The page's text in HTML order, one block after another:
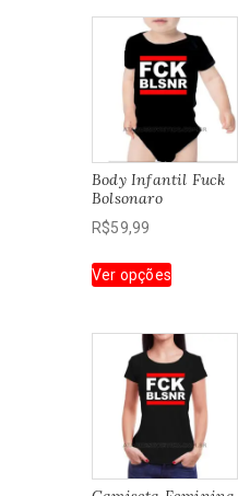
Body Infantil Fuck
Bolsonaro
R$59,99
Ver opçõesproduto
várias
variantes.
As
opções
podem
ser
escolhidas